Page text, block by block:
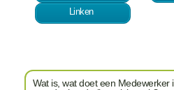
Linken
Wat is, wat doet een Medewerker